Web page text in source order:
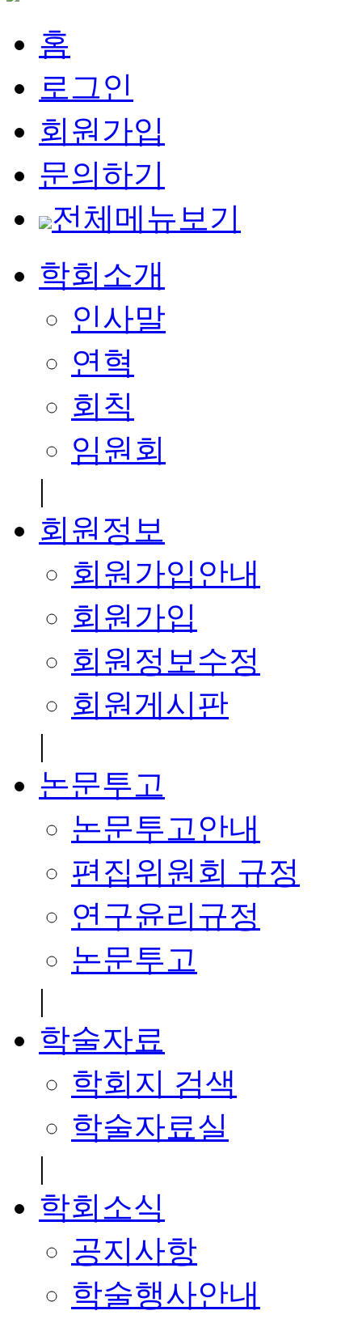
홈
로그인
회원가입
문의하기
전체메뉴보기
학회소개
인사말
연혁
회칙
임원회
|
회원정보
회원가입안내
회원가입
회원정보수정
회원게시판
|
논문투고
논문투고안내
편집위원회 규정
연구윤리규정
논문투고
|
학술자료
학회지 검색
학술자료실
|
학회소식
공지사항
학술행사안내